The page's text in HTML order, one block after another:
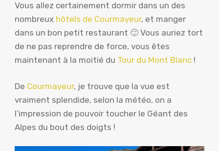
Vous allez certainement dormir dans un des
nombreux hôtels de Courmayeur, et manger
dans un bon petit restaurant 🙂 Vous auriez tort
de ne pas reprendre de force, vous êtes
maintenant à la moitié du Tour du Mont Blanc !
De Courmayeur, je trouve que la vue est
vraiment splendide, selon la météo, on a
l’impression de pouvoir toucher le Géant des
Alpes du bout des doigts !